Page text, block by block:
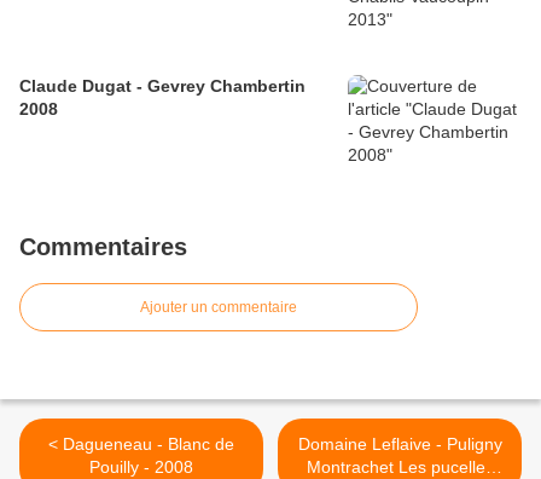
Claude Dugat - Gevrey Chambertin
2008
Commentaires
Ajouter un commentaire
< Dagueneau - Blanc de
Pouilly - 2008
Domaine Leflaive - Puligny
Montrachet Les pucelles